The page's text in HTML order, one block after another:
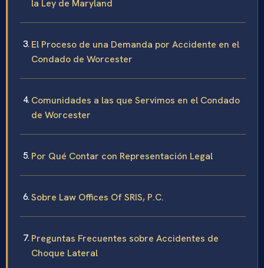
la Ley de Maryland
El Proceso de una Demanda por Accidente en el
Condado de Worcester
Comunidades a las que Servimos en el Condado
de Worcester
Por Qué Contar con Representación Legal
Sobre Law Offices Of SRIS, P.C.
Preguntas Frecuentes sobre Accidentes de
Choque Lateral